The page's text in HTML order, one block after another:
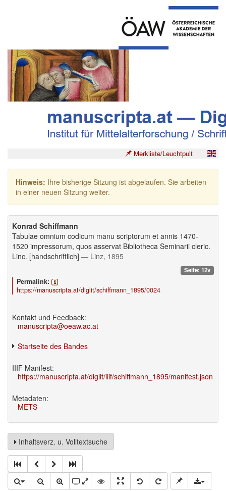
Merkliste/Leuchtpult
Hinweis: Ihre bisherige Sitzung ist abgelaufen. Sie arbeiten
in einer neuen Sitzung weiter.
Konrad Schiffmann
Tabulae omnium codicum manu scriptorum et annis 1470-
1520 impressorum, quos asservat Bibliotheca Seminarii cleric.
Linc. [handschriftlich] — Linz, 1895
Seite: 12v
Permalink:
https://manuscripta.at/diglit/schiffmann_1895/0024
Kontakt und Feedback:
manuscripta@oeaw.ac.at
Startseite des Bandes
IIIF Manifest:
https://manuscripta.at/diglit/iiif/schiffmann_1895/manifest.json
Metadaten:
METS
Inhaltsverz. u. Volltextsuche